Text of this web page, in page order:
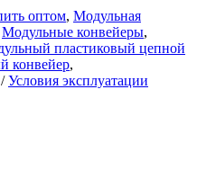
оптом, Модульная
Модульные конвейеры,
пластиковый цепной
конвейер,
/Условия эксплуатации